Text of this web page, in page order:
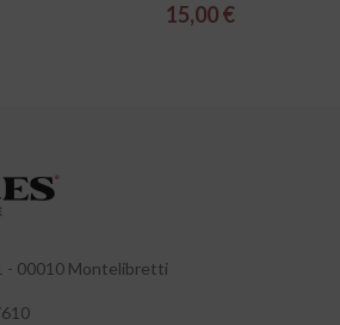
15,00€
- 00010 Montelibretti